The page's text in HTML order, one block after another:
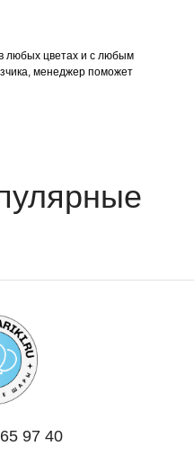
любых цветах и с любым
менеджер поможет
97 40